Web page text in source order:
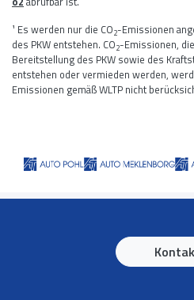
¹ Es werden nur die CO2-Emissionen
des PKW entstehen. CO2-Emissionen,
Bereitstellung des PKW sowie des
entstehen oder vermieden werden,
Emissionen gemäß WLTP nicht